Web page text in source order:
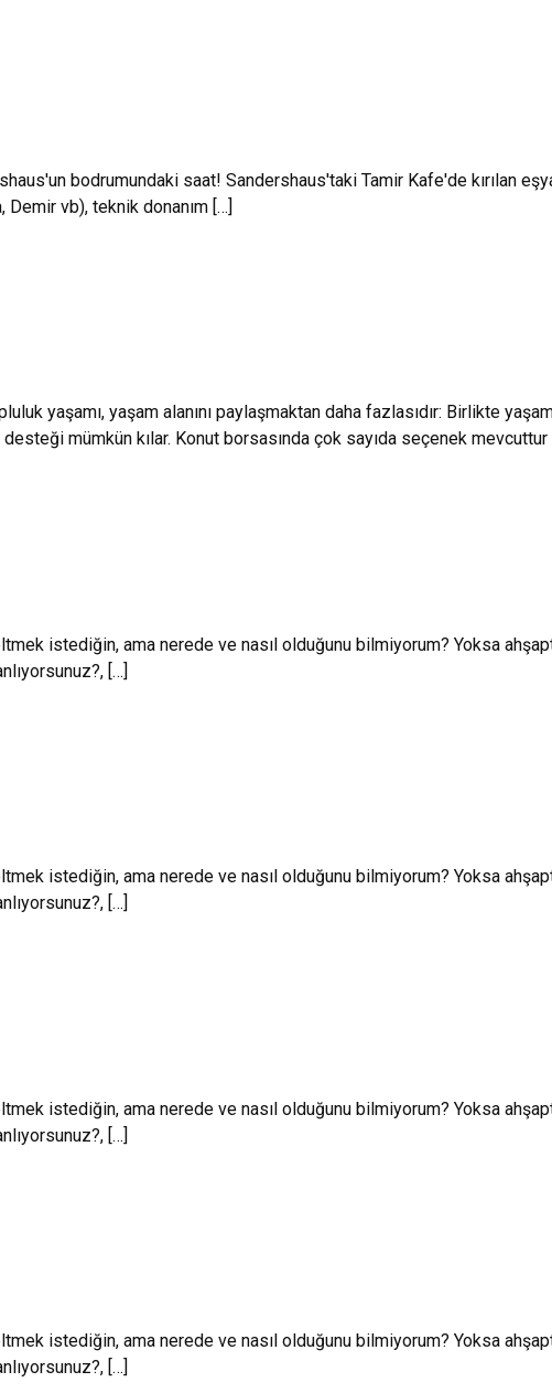
bodrumundaki saat! Sandershaus'taki Tamir Kafe'de kırılan
vb), teknik donanım […]
yaşamı, yaşam alanını paylaşmaktan daha fazlasıdır: Birlikte
desteği mümkün kılar. Konut borsasında çok sayıda seçenek
istediğin, ama nerede ve nasıl olduğunu bilmiyorum? Yoksa
[…]
istediğin, ama nerede ve nasıl olduğunu bilmiyorum? Yoksa
[…]
istediğin, ama nerede ve nasıl olduğunu bilmiyorum? Yoksa
[…]
istediğin, ama nerede ve nasıl olduğunu bilmiyorum? Yoksa
[…]